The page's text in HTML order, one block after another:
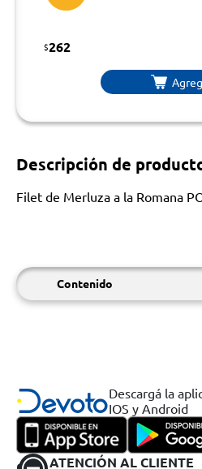
$262
Descripción de
Filet de Merluza a la Romana
Contenido
Descargá la
IOS y Android
ATENCIÓN AL CLIENTE